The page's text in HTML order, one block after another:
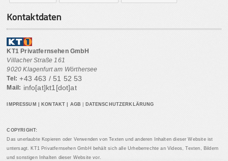
Kontaktdaten
KT1 Privatfernsehen GmbH
Villacher Straße 161
9020 Klagenfurt am Wörthersee
Tel: +43 463 / 51 52 53
Mail: info[at]kt1[dot]at
IMPRESSUM KONTAKT AGB DATENSCHUTZERKLÄRUNG
COPYRIGHT:
Das unerlaubte Kopieren oder Verwenden von Texten und anderen Inhalten dieser Website ist
untersagt. KT1 Privatfernsehen GmbH behält sich alle Urheberrechte an Videos, Texten, Bildern
und sonstigen Inhalten dieser Website vor.